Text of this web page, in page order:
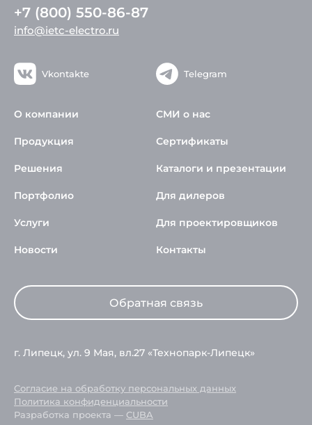
+7 (800) 550-86-87
info@ietc-electro.ru
Vkontakte Telegram
О компании
Продукция
Решения
Портфолио
Услуги
Новости
СМИ о нас
Сертификаты
Каталоги и презентации
Для дилеров
Для проектировщиков
Контакты
Обратная связь
г. Липецк, ул. 9 Мая, вл.27 «Технопарк-Липецк»
Согласие на обработку персональных данных
Политика конфиденциальности
Разработка проекта — CUBA